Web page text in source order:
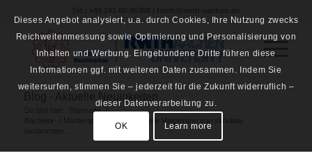
Startseite /
Dieses Angebot analysiert, u.a. durch Cookies, Ihre Nutzung zwecks
Reichweitenmessung sowie Optimierung und Personalisierung von
Inhalten und Werbung. Eingebundene Dritte führen diese
Informationen ggf. mit weiteren Daten zusammen. Indem Sie
weitersurfen, stimmen Sie – jederzeit für die Zukunft widerruflich –
dieser Datenverarbeitung zu.
OK Learn more